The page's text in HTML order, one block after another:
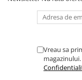
Vreau sa